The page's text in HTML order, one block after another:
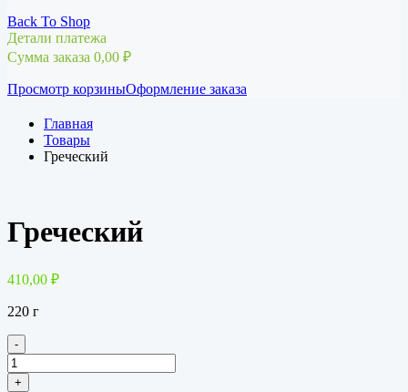
Back To Shop
Детали платежа
Сумма заказа 0,00 ₽
Просмотр корзиныОформление заказа
Главная
Товары
Греческий
Греческий
410,00 ₽
220 г
-
Количество
товара
+